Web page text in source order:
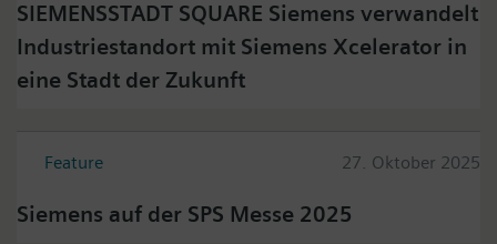
SIEMENSSTADT SQUARE Siemens verwandelt
Industriestandort mit Siemens Xcelerator in
eine Stadt der Zukunft
Feature 27. Oktober 2025
Siemens auf der SPS Messe 2025